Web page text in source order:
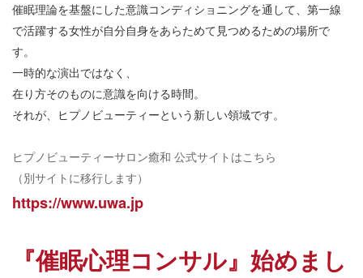
催眠理論を基盤にした意識コンディショニングを通して、第一線
で活躍する女性が自分自身をあらためて見つめるための場所で
す。
一時的な演出ではなく、
在り方そのものに意識を向ける時間。
それが、ヒプノビューティーという新しい領域です。
ヒプノビューティーサロン癒和 公式サイトはこちら
（別サイトに移行します）
https://www.uwa.jp
『催眠心理コンサル』始めまし